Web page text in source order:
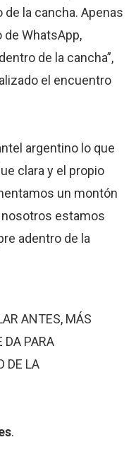
la cancha. Apenas
WhatsApp,
de la cancha”,
el encuentro
argentino lo que
clara y el propio
un montón
nosotros estamos
adentro de la
ANTES, MÁS
DA PARA
DE LA
.